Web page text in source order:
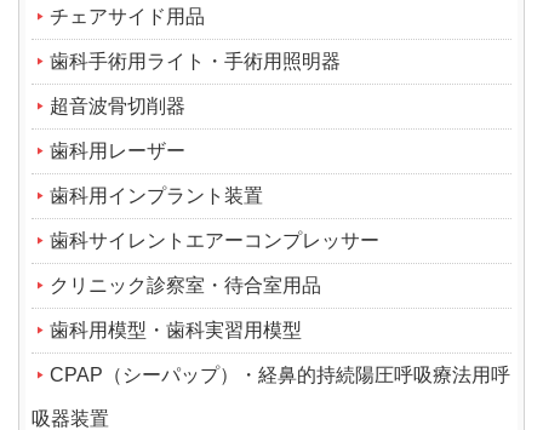
チェアサイド用品
歯科手術用ライト・手術用照明器
超音波骨切削器
歯科用レーザー
歯科用インプラント装置
歯科サイレントエアーコンプレッサー
クリニック診察室・待合室用品
歯科用模型・歯科実習用模型
CPAP（シーパップ）・経鼻的持続陽圧呼吸療法用呼
吸器装置